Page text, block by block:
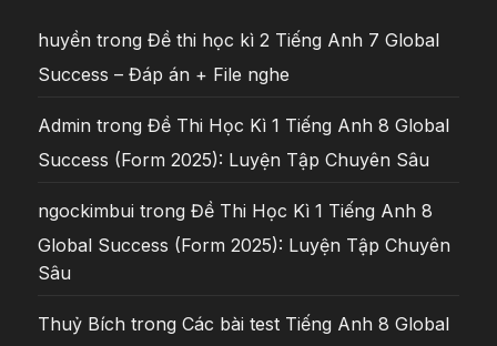
huyền trong Đề thi học kì 2 Tiếng Anh 7 Global
Success – Đáp án + File nghe
Admin trong Đề Thi Học Kì 1 Tiếng Anh 8 Global
Success (Form 2025): Luyện Tập Chuyên Sâu
ngockimbui trong Đề Thi Học Kì 1 Tiếng Anh 8
Global Success (Form 2025): Luyện Tập Chuyên
Sâu
Thuỷ Bích trong Các bài test Tiếng Anh 8 Global